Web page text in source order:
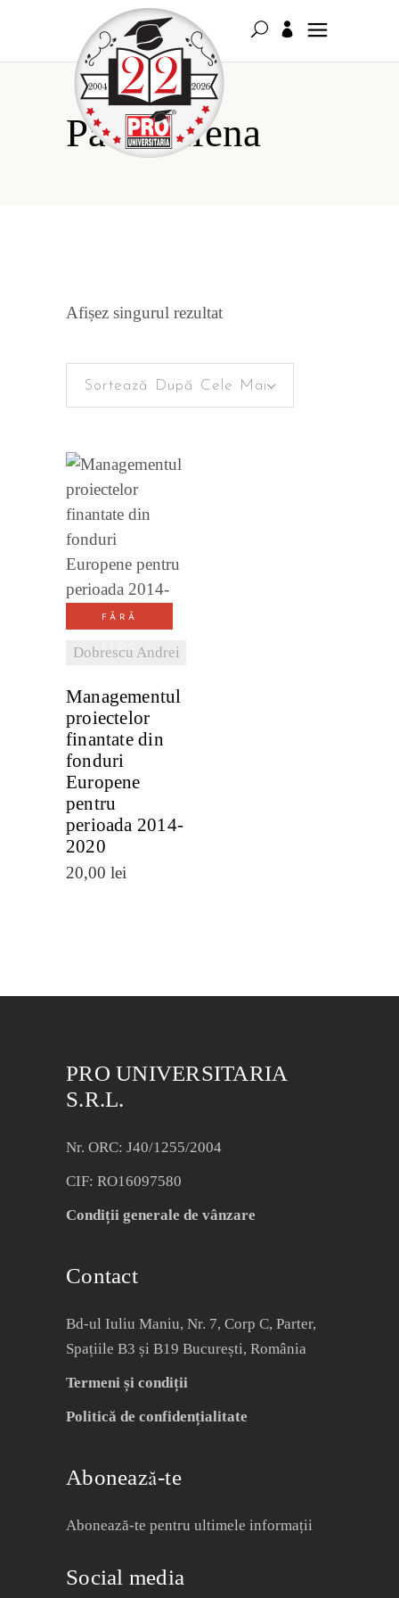
Pavel Elena
Afișez singurul rezultat
Sortează După Cele Mai Recente
FĂRĂ
Dobrescu Andrei
VEZI
DETALII
Managementul
proiectelor
finantate din
fonduri
Europene
pentru
perioada 2014-
2020
20,00 lei
PRO UNIVERSITARIA
S.R.L.
Nr. ORC: J40/1255/2004
CIF: RO16097580
Condiții generale de vânzare
Contact
Bd-ul Iuliu Maniu, Nr. 7, Corp C, Parter,
Spațiile B3 și B19 București, România
Termeni și condiții
Politică de confidențialitate
Abonează-te
Abonează-te pentru ultimele informații
Social media